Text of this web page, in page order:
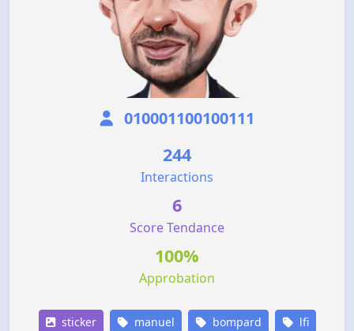
010001100100111
244
Interactions
6
Score Tendance
100%
Approbation
sticker manuel bompard lfi